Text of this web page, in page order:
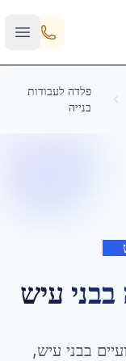
פלדה לעבודות
בנייה
בבני עיש
בבני עיש,